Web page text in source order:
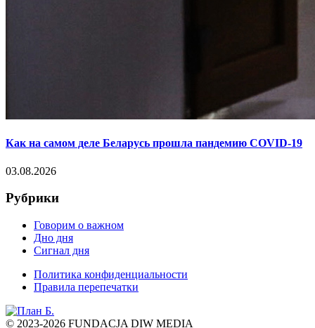
Как на самом деле Беларусь прошла пандемию COVID-19
03.08.2026
Рубрики
Говорим о важном
Дно дня
Сигнал дня
Политика конфиденциальности
Правила перепечатки
© 2023-2026 FUNDACJA DIW MEDIA